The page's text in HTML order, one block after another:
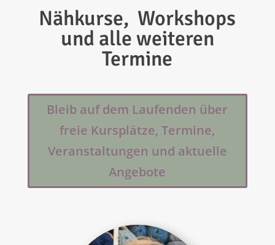
Nähkurse, Workshops
und alle weiteren
Termine
Bleib auf dem Laufenden über
freie Kursplätze, Termine,
Veranstaltungen und aktuelle
Angebote